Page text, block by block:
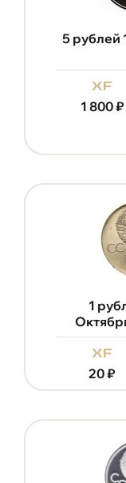
5 рублей
xf
1 800₽
1
xf
20₽